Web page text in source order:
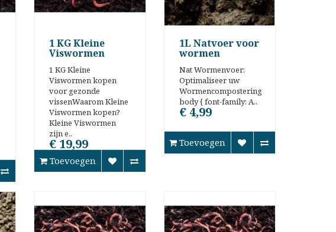
1 KG Kleine
Viswormen
1 KG Kleine
Viswormen kopen
voor gezonde
vissenWaarom Kleine
Viswormen kopen?
Kleine Viswormen
zijn e..
€ 19,99
Toevoegen
1L Natvoer voor
wormen
Nat Wormenvoer:
Optimaliseer uw
Wormencompostering
body { font-family: A..
€ 4,99
Toevoegen